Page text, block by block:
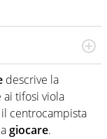
Sport segue anche
competenze e
il più
al mondo
descrive la
ai tifosi viola
il centrocampista
giocare.